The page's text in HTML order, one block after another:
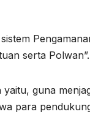
serta
guna
para